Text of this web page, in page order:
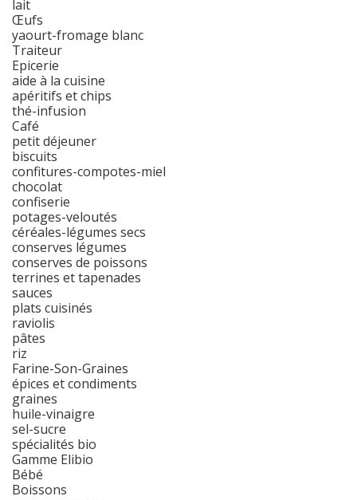
lait
Œufs
yaourt-fromage blanc
Traiteur
Epicerie
aide à la cuisine
apéritifs et chips
thé-infusion
Café
petit déjeuner
biscuits
confitures-compotes-miel
chocolat
confiserie
potages-veloutés
céréales-légumes secs
conserves légumes
conserves de poissons
terrines et tapenades
sauces
plats cuisinés
raviolis
pâtes
riz
Farine-Son-Graines
épices et condiments
graines
huile-vinaigre
sel-sucre
spécialités bio
Gamme Elibio
Bébé
Boissons